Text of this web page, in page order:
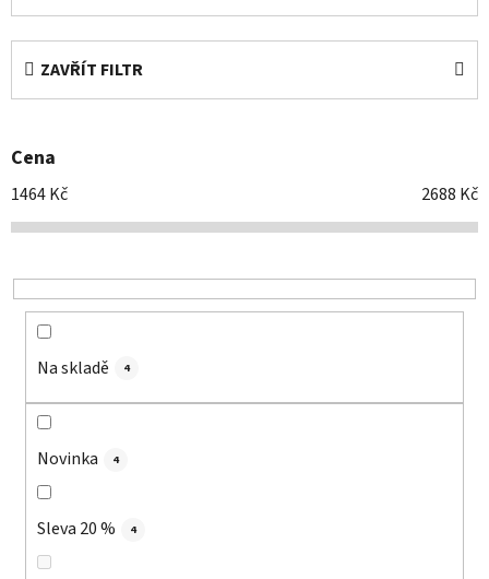
z
e
í
r
o
d
k
t
ZAVŘÍT FILTR
Cena
1464Kč 2688 Kč
Na skladě 4
Novinka 4
Sleva 20 % 4